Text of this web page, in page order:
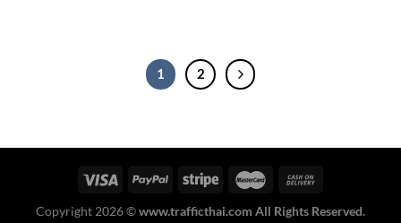
1 2
Copyright 2026 ©www.trafficthai.com All Rights Reserved.